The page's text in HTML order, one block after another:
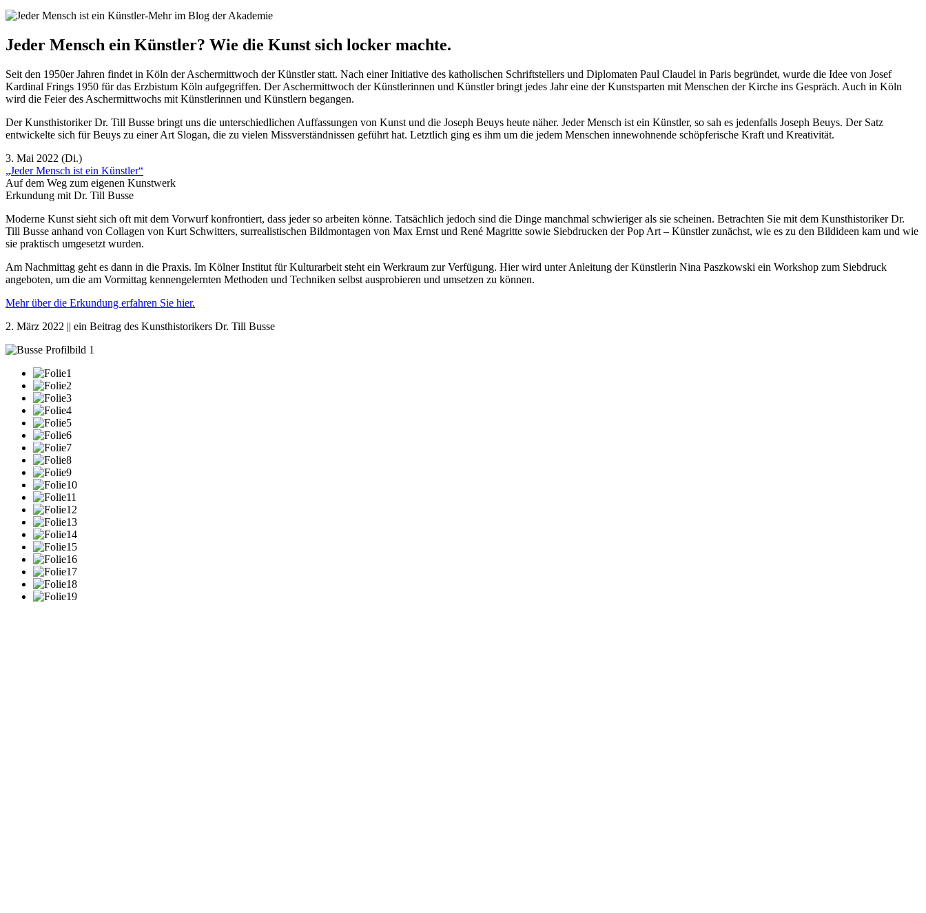
Jeder Mensch ein Künstler? Wie die Kunst sich locker machte.
Seit den 1950er Jahren findet in Köln der Aschermittwoch der Künstler statt. Nach einer Initiative des katholischen Schriftstellers und Diplomaten Paul Claudel in Paris begründet, wurde die Idee von Josef
Kardinal Frings 1950 für das Erzbistum Köln aufgegriffen. Der Aschermittwoch der Künstlerinnen und Künstler bringt jedes Jahr eine der Kunstsparten mit Menschen der Kirche ins Gespräch. Auch in Köln
wird die Feier des Aschermittwochs mit Künstlerinnen und Künstlern begangen.
Der Kunsthistoriker Dr. Till Busse bringt uns die unterschiedlichen Auffassungen von Kunst und die Joseph Beuys heute näher. Jeder Mensch ist ein Künstler, so sah es jedenfalls Joseph Beuys. Der Satz
entwickelte sich für Beuys zu einer Art Slogan, die zu vielen Missverständnissen geführt hat. Letztlich ging es ihm um die jedem Menschen innewohnende schöpferische Kraft und Kreativität.
3. Mai 2022 (Di.)
„Jeder Mensch ist ein Künstler“
Auf dem Weg zum eigenen Kunstwerk
Erkundung mit Dr. Till Busse
Moderne Kunst sieht sich oft mit dem Vorwurf konfrontiert, dass jeder so arbeiten könne. Tatsächlich jedoch sind die Dinge manchmal schwieriger als sie scheinen. Betrachten Sie mit dem Kunsthistoriker Dr.
Till Busse anhand von Collagen von Kurt Schwitters, surrealistischen Bildmontagen von Max Ernst und René Magritte sowie Siebdrucken der Pop Art – Künstler zunächst, wie es zu den Bildideen kam und wie
sie praktisch umgesetzt wurden.
Am Nachmittag geht es dann in die Praxis. Im Kölner Institut für Kulturarbeit steht ein Werkraum zur Verfügung. Hier wird unter Anleitung der Künstlerin Nina Paszkowski ein Workshop zum Siebdruck
angeboten, um die am Vormittag kennengelernten Methoden und Techniken selbst ausprobieren und umsetzen zu können.
Mehr über die Erkundung erfahren Sie hier.
2. März 2022 || ein Beitrag des Kunsthistorikers Dr. Till Busse